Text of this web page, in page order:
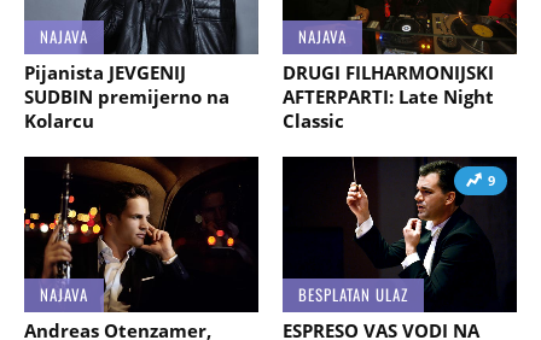
NAJAVA
Pijanista JEVGENIJ
SUDBIN premijerno na
Kolarcu
NAJAVA
DRUGI FILHARMONIJSKI
AFTERPARTI: Late Night
Classic
NAJAVA
Andreas Otenzamer,
9
BESPLATAN ULAZ
ESPRESO VAS VODI NA